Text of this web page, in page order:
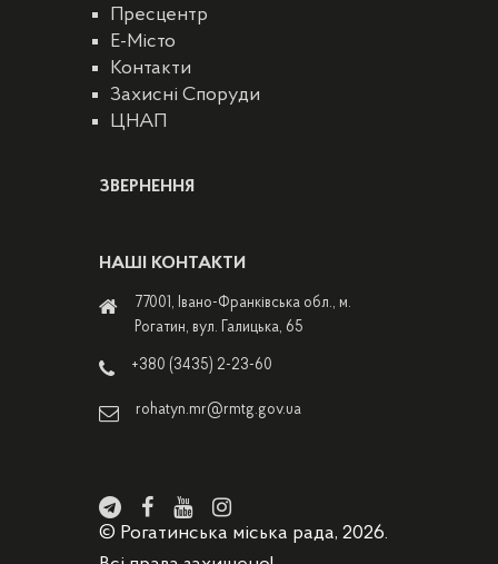
Пресцентр
E-Місто
Контакти
Захисні Споруди
ЦНАП
ЗВЕРНЕННЯ
НАШІ КОНТАКТИ
77001, Івано-Франківська обл., м.
Рогатин, вул. Галицька, 65
+380 (3435) 2-23-60
rohatyn.mr@rmtg.gov.ua
© Рогатинська міська рада, 2026.